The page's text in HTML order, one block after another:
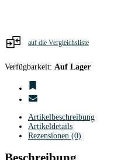
auf die Vergleichsliste
Verfügbarkeit: Auf Lager
Artikelbeschreibung
Artikeldetails
Rezensionen (0)